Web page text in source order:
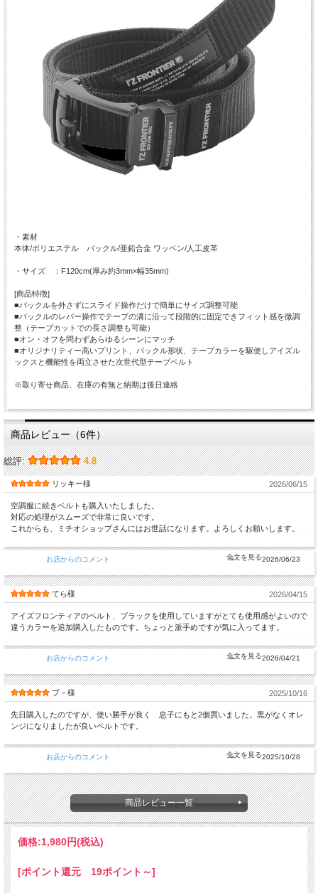
・素材
本体/ポリエステル バックル/亜鉛合金 ワッペン/人工皮革
・サイズ ：F120cm(厚み約3mm×幅35mm)
[商品特徴]
■バックルを外さずにスライド操作だけで簡単にサイズ調整可能
■バックルのレバー操作でテープの溝に沿って段階的に固定できフィット感を微調
整（テープカットでの長さ調整も可能）
■オン・オフを問わずあらゆるシーンにマッチ
■オリジナリティー高いプリント、バックル形状、テープカラーを駆使しアイズル
ックスと機能性を両立させた次世代型テープベルト
※取り寄せ商品、在庫の有無と納期は後日連絡
商品レビュー（6件）
総評: 4.8
リッキー様 2026/06/15
空調服に続きベルトも購入いたしました。
対応の処理がスムーズで非常に良いです。
これからも、ミチオショップさんにはお世話になります。よろしくお願いします。
お店からのコメント 2026/06/23
てら様 2026/04/15
アイズフロンティアのベルト、ブラックを使用していますがとても使用感がよいので
違うカラーを追加購入したものです。ちょっと派手めですが気に入ってます。
お店からのコメント 2026/04/21
ブ－様 2025/10/16
先日購入したのですが、使い勝手が良く 息子にもと2個買いました。黒がなくオレ
ンジになりましたが良いベルトです。
お店からのコメント 2025/10/28
商品レビュー一覧
価格:1,980円(税込)
[ポイント還元 19ポイント～]